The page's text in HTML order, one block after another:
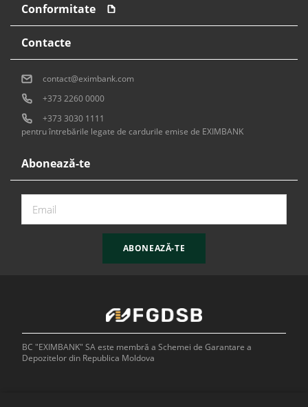
Conformitate
Abonează-te
ABONEAZĂ-TE
Contacte
contact@eximbank.com
+373 2260 0000
+373 3030 1111
pentru întrebările legate de cardurile emise de EXIMBANK
BC "EXIMBANK" SA este membră a Schemei de Garantare a
Depozitelor din Republica Moldova